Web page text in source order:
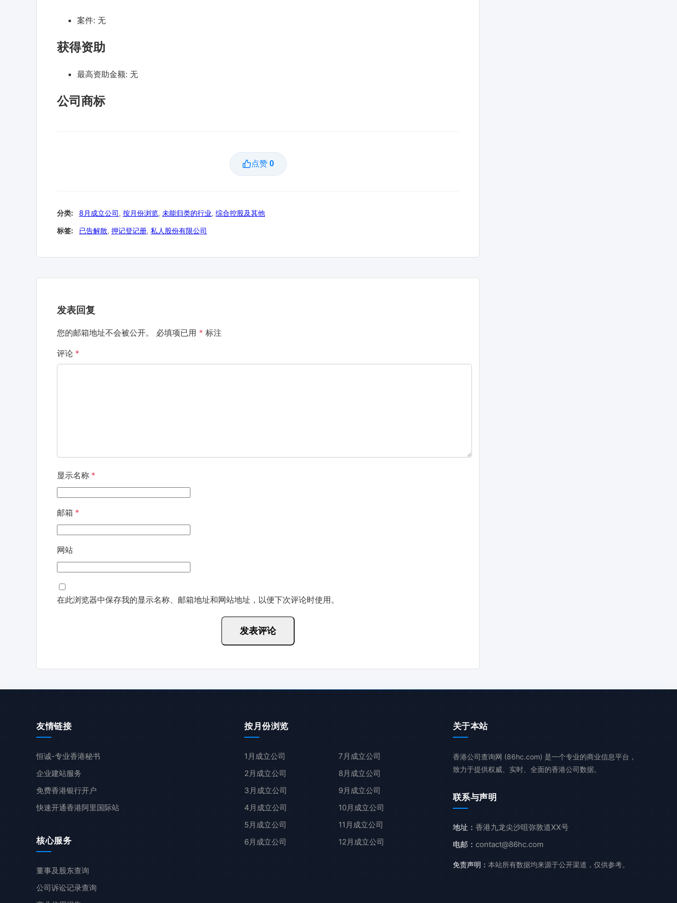
案件: 无
获得资助
最高资助金额: 无
公司商标
点赞 0
分类: 8月成立公司, 按月份浏览, 未能归类的行业, 综合控股及其他
标签: 已告解散, 押记登记册, 私人股份有限公司
发表回复
您的邮箱地址不会被公开。 必填项已用 * 标注
评论 *
显示名称 *
邮箱 *
网站
在此浏览器中保存我的显示名称、邮箱地址和网站地址，以便下次评论时使用。
友情链接
恒诚-专业香港秘书
企业建站服务
免费香港银行开户
快速开通香港阿里国际站
核心服务
董事及股东查询
公司诉讼记录查询
按月份浏览
1月成立公司
2月成立公司
3月成立公司
4月成立公司
5月成立公司
6月成立公司
7月成立公司
8月成立公司
9月成立公司
10月成立公司
11月成立公司
12月成立公司
关于本站
香港公司查询网 (86hc.com) 是一个专业的商业信息平台，
致力于提供权威、实时、全面的香港公司数据。
联系与声明
地址： 香港九龙尖沙咀弥敦道XX号
电邮： contact@86hc.com
免责声明： 本站所有数据均来源于公开渠道，仅供参考。